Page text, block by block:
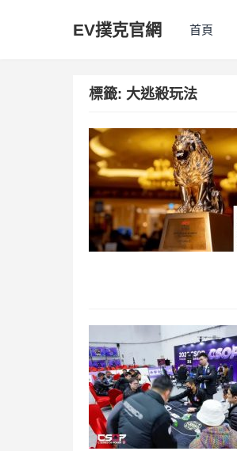
EV撲克官網 首頁
標籤: 大逃殺玩法